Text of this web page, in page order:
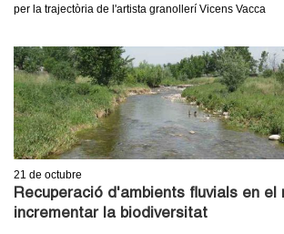
per la trajectòria de l'artista granollerí Vicens Vacca
21 de octubre
Recuperació d'ambients fluvials en el
incrementar la biodiversitat